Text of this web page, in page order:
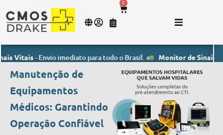
0
- Envio imediato para todo o Brasil. Monitor de Sinais Vitais
Manutenção de
Equipamentos
Médicos: Garantindo
Operação Confiável